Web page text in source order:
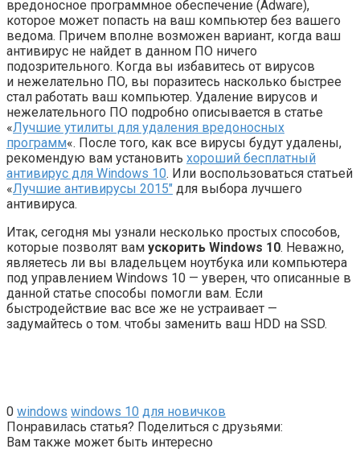
вредоносное программное обеспечение (Adware),
которое может попасть на ваш компьютер без вашего
ведома. Причем вполне возможен вариант, когда ваш
антивирус не найдет в данном ПО ничего
подозрительного. Когда вы избавитесь от вирусов
и нежелательно ПО, вы поразитесь насколько быстрее
стал работать ваш компьютер. Удаление вирусов и
нежелательного ПО подробно описывается в статье
«Лучшие утилиты для удаления вредоносных
программ«. После того, как все вирусы будут удалены,
рекомендую вам установить хороший бесплатный
антивирус для Windows 10. Или воспользоваться статьей
«Лучшие антивирусы 2015″ для выбора лучшего
антивируса.
Итак, сегодня мы узнали несколько простых способов,
которые позволят вам ускорить Windows 10. Неважно,
являетесь ли вы владельцем ноутбука или компьютера
под управлением Windows 10 — уверен, что описанные в
данной статье способы помогли вам. Если
быстродействие вас все же не устраивает —
задумайтесь о том. чтобы заменить ваш HDD на SSD.
0 windows windows 10 для новичков
Понравилась статья? Поделиться с друзьями:
Вам также может быть интересно